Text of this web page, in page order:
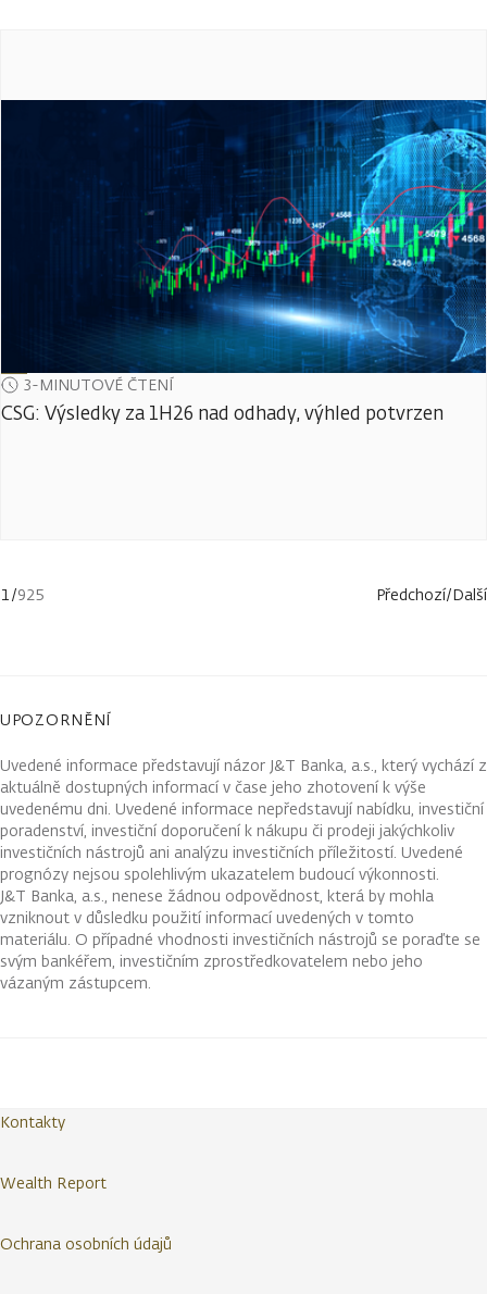
3-MINUTOVÉ ČTENÍ
CSG: Výsledky za 1H26 nad odhady, výhled potvrzen
1/925 Předchozí/Další
UPOZORNĚNÍ
Uvedené informace představují názor J&T Banka, a.s., který vychází z
aktuálně dostupných informací v čase jeho zhotovení k výše
uvedenému dni. Uvedené informace nepředstavují nabídku, investiční
poradenství, investiční doporučení k nákupu či prodeji jakýchkoliv
investičních nástrojů ani analýzu investičních příležitostí. Uvedené
prognózy nejsou spolehlivým ukazatelem budoucí výkonnosti.
J&T Banka, a.s., nenese žádnou odpovědnost, která by mohla
vzniknout v důsledku použití informací uvedených v tomto
materiálu. O případné vhodnosti investičních nástrojů se poraďte se
svým bankéřem, investičním zprostředkovatelem nebo jeho
vázaným zástupcem.
Kontakty
Wealth Report
Ochrana osobních údajů